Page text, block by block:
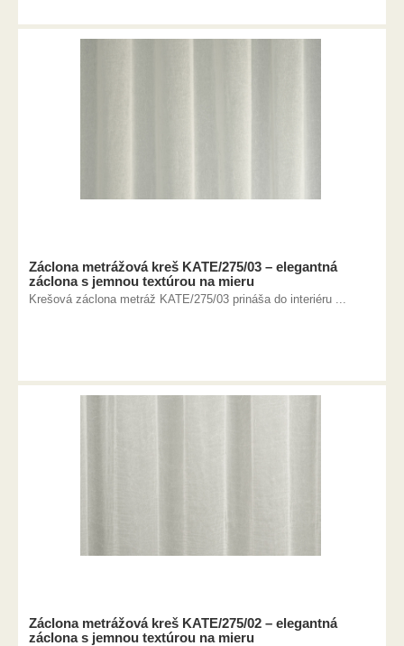
Záclona metrážová kreš KATE/275/03 – elegantná
záclona s jemnou textúrou na mieru
Krešová záclona metráž KATE/275/03 prináša do interiéru ...
Záclona metrážová kreš KATE/275/02 – elegantná
záclona s jemnou textúrou na mieru